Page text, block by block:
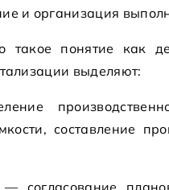
и организация
понятие как
выделяют:
составление
— согласование